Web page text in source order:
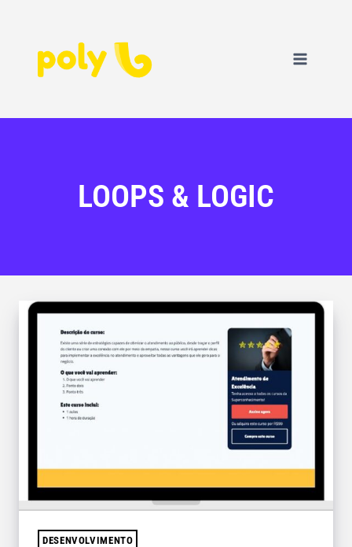
LOOPS & LOGIC
DESENVOLVIMENTO